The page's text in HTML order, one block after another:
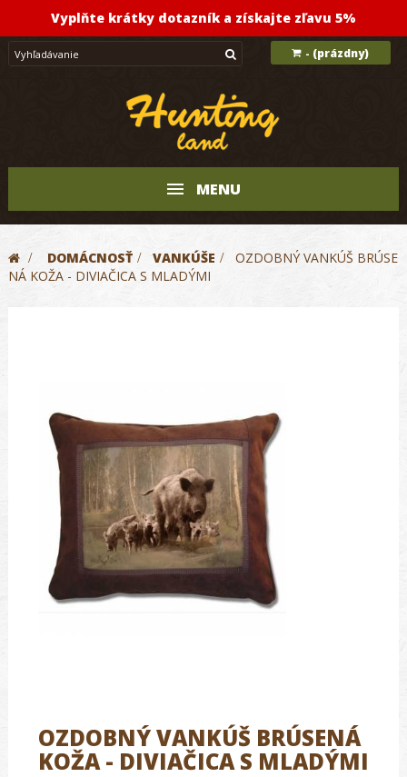
Vyplňte krátky dotazník a získajte zľavu 5%
- (prázdny)
MENU
> DOMÁCNOSŤ > VANKÚŠE >
OZDOBNÝ VANKÚŠ BRÚSE
NÁ KOŽA - DIVIAČICA S MLADÝMI
OZDOBNÝ VANKÚŠ BRÚSENÁ
KOŽA - DIVIAČICA S MLADÝMI